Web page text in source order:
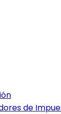
de